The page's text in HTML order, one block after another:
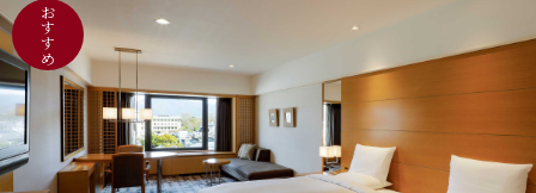
お
す
す
め